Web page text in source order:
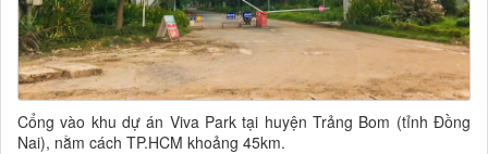
Cổng vào khu dự án Viva Park tại huyện Trảng Bom (tỉnh Đồng
Nai), nằm cách TP.HCM khoảng 45km.